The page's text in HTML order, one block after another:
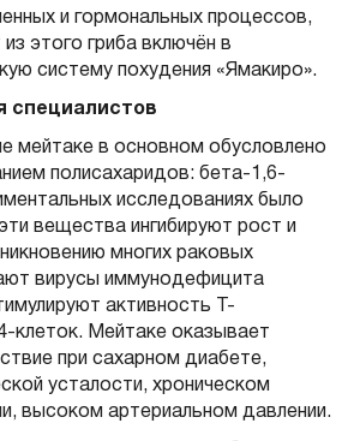
и гормональных процессов,
этого гриба включён в
систему похудения «Ямакиро».
специалистов
мейтаке в основном обусловлено
полисахаридов: бета-1,6-
исследованиях было
вещества ингибируют рост и
многих раковых
вирусы иммунодефицита
активность Т-
клеток. Мейтаке оказывает
при сахарном диабете,
усталости, хроническом
высоком артериальном давлении.